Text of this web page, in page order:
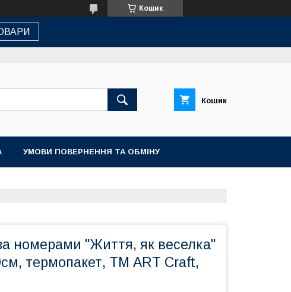
Кошик
Кошик
УМОВИ ПОВЕРНЕННЯ ТА ОБМІНУ
номерами "Життя, як веселка"
термопакет, ТМ ART Craft,